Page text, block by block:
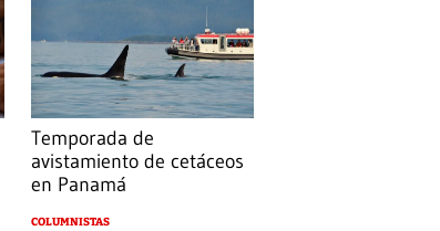
Temporada de
avistamiento de cetáceos
en Panamá
COLUMNISTAS